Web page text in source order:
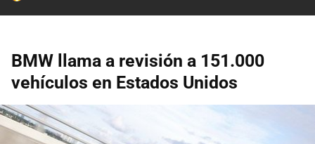
BMW llama a revisión a 151.000
vehículos en Estados Unidos